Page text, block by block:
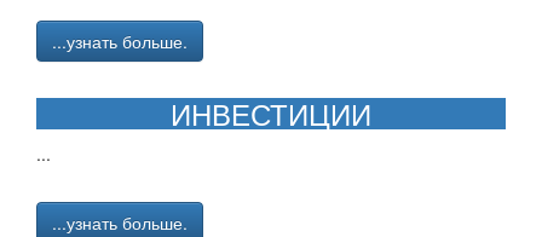
...узнать больше.
ИНВЕСТИЦИИ
...
...узнать больше.